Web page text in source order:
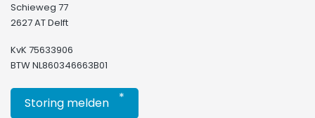
Schieweg 77
2627 AT Delft
KvK 75633906
BTW NL860346663B01
Storing melden *